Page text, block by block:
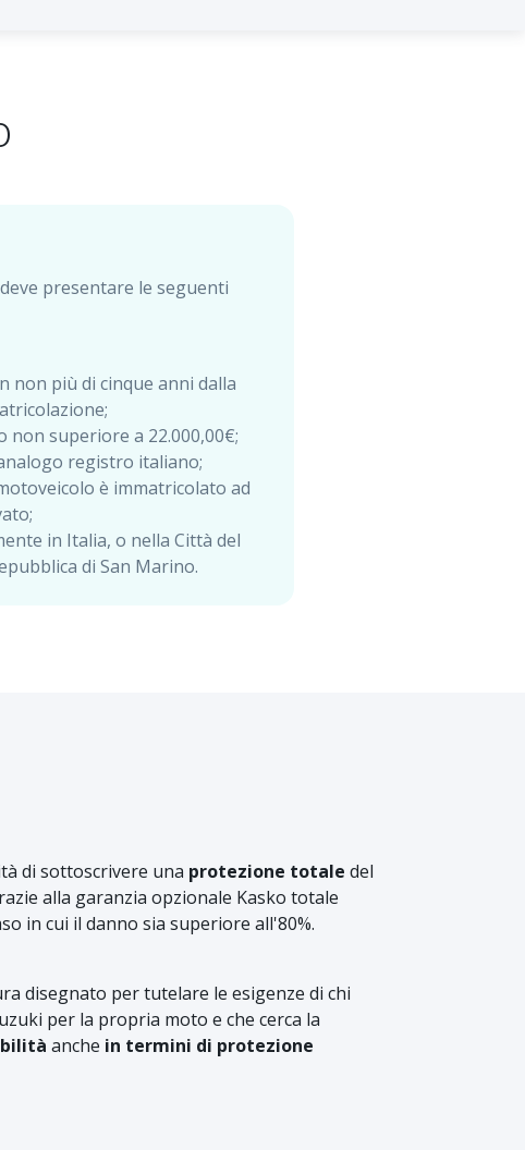
presentare le seguenti
non più di cinque anni dalla
non superiore a 22.000,00€;
registro italiano;
è immatricolato ad
in Italia, o nella Città del
di San Marino.
di sottoscrivere una protezione totale del
alla garanzia opzionale Kasko totale
in cui il danno sia superiore all'80%.
disegnato per tutelare le esigenze di chi
per la propria moto e che cerca la
anche in termini di protezione